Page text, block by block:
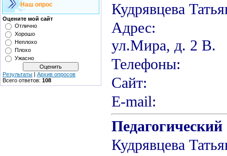
Наш опрос
Оцените мой сайт
Отлично
Хорошо
Неплохо
Плохо
Ужасно
Результаты | Архив опросов
Всего ответов: 108
Кудрявцева
Адрес: г.
ул.Мира, д. 2 В.
Сайт:
Е-
Педагогический
Кудрявцева